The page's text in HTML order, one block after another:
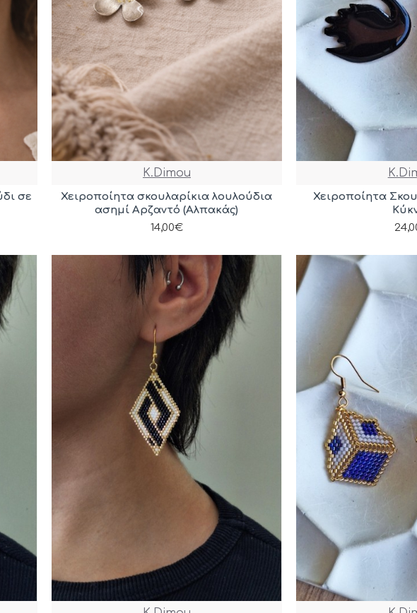
σε
K.Dimou
Χειροποίητα σκουλαρίκια λουλούδια
ασημί Αρζαντό (Αλπακάς)
14,00€
Χειροποίητα